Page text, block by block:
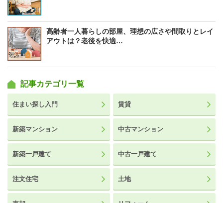
高齢者一人暮らしの部屋、理想の広さや間取りとレイ
アウトは？老後を快適…
記事カテゴリ一覧
住まい探し入門 賃貸
新築マンション 中古マンション
新築一戸建て 中古一戸建て
注文住宅 土地